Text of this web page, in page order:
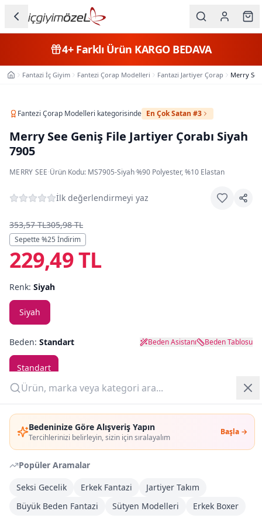
Bedeninize Göre Alışveriş Yapın
Tercihlerinizi belirleyin, sizin için sıralayalım
Başla →
Popüler Aramalar
Seksi Gecelik
Erkek Fantazi
Jartiyer Takım
Büyük Beden Fantazi
Sütyen Modelleri Erkek Boxer
Kategorileri
Erkek
Çocuk
Beden
Markalar
Plaj & Mayo
Yazlık Pijama
Kampanyalar
Yeni Gelenler
OUTLET
Giriş Yap
Üye Ol
4+Farklı Ürün KARGO BEDAVA
Ana SayfaFantazi İç Giyim Fantezi Çorap Modelleri Fantazi Jartiyer Çorap Merry
Fantezi Çorap Modelleri kategorisinde En Çok Satan #3
Merry See Geniş File Jartiyer Çorabı Siyah
7905
MERRY SEE·Ürün Kodu: MS7905-Siyah·%90 Polyester, %10 Elastan
İlk değerlendirmeyi yaz
353,57 TL305,98 TL
Sepette %25 İndirim
229,49 TL
Renk: Siyah
Siyah
Beden: Standart Beden Asistanı Beden Tablosu
Standart
Adet:
Sepete Ekle
DHL Kargoya Teslim